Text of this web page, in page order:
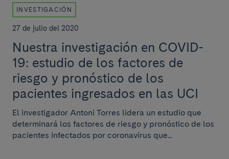
INVESTIGACIÓN
27 de julio del 2020
Nuestra investigación en COVID-
19: estudio de los factores de
riesgo y pronóstico de los
pacientes ingresados ​​en las UCI
El investigador Antoni Torres lidera un estudio que
determinará los factores de riesgo y pronóstico de los
pacientes infectados por coronavirus que...